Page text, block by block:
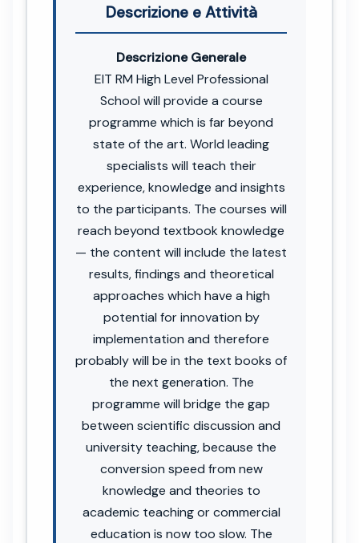
Descrizione e Attività
Descrizione Generale
EIT RM High Level Professional
School will provide a course
programme which is far beyond
state of the art. World leading
specialists will teach their
experience, knowledge and insights
to the participants. The courses will
reach beyond textbook knowledge
— the content will include the latest
results, findings and theoretical
approaches which have a high
potential for innovation by
implementation and therefore
probably will be in the text books of
the next generation. The
programme will bridge the gap
between scientific discussion and
university teaching, because the
conversion speed from new
knowledge and theories to
academic teaching or commercial
education is now too slow. The